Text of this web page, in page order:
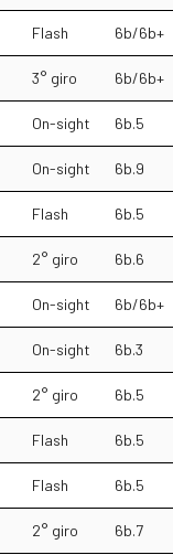
Flash 6b/6b+
3° giro 6b/6b+
On-sight 6b.5
On-sight 6b.9
Flash 6b.5
2° giro 6b.6
On-sight 6b/6b+
On-sight 6b.3
2° giro 6b.5
Flash 6b.5
Flash 6b.5
2° giro 6b.7